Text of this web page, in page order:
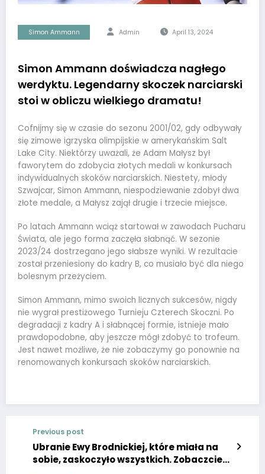
Simon Ammann Admin April 13, 2024
Simon Ammann doświadcza nagłego
werdyktu. Legendarny skoczek narciarski
stoi w obliczu wielkiego dramatu!
Cofnijmy się w czasie do sezonu 2001/02, gdy odbywały
się zimowe igrzyska olimpijskie w amerykańskim Salt
Lake City. Niektórzy uważali, że Adam Małysz był
faworytem do zdobycia złotych medali w konkursach
indywidualnych skoków narciarskich. Niestety, młody
Szwajcar, Simon Ammann, niespodziewanie zdobył dwa
złote medale, a Małysz zajął drugie i trzecie miejsce.
Po latach Ammann wciąż startował w zawodach Pucharu
Świata, ale jego forma zaczęła słabnąć. W sezonie
2023/24 dostrzegano jego słabsze wyniki. W rezultacie
został przeniesiony do kadry B, co musiało być dla niego
bolesnym przeżyciem.
Simon Ammann, mimo swoich licznych sukcesów, nigdy
nie wygrał prestiżowego Turnieju Czterech Skoczni. Po
degradacji z kadry A i słabnącej formie, istnieje mało
prawdopodobne, aby jeszcze mógł zdobyć to trofeum.
Jest nawet możliwe, że nie zobaczymy go ponownie na
renomowanych konkursach skoków narciarskich.
Previous post
Ubranie Ewy Brodnickiej, które miała na
sobie, zaskoczyło wszystkich. Zobaczcie